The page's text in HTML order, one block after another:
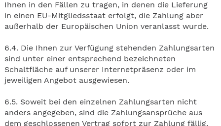
Ihnen in den Fällen zu tragen, in denen die Lieferung
in einen EU-Mitgliedsstaat erfolgt, die Zahlung aber
außerhalb der Europäischen Union veranlasst wurde.
6.4. Die Ihnen zur Verfügung stehenden Zahlungsarten
sind unter einer entsprechend bezeichneten
Schaltfläche auf unserer Internetpräsenz oder im
jeweiligen Angebot ausgewiesen.
6.5. Soweit bei den einzelnen Zahlungsarten nicht
anders angegeben, sind die Zahlungsansprüche aus
dem geschlossenen Vertrag sofort zur Zahlung fällig.